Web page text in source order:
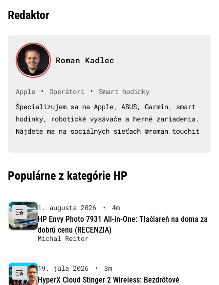
Redaktor
Roman Kadlec
Apple • Operátori •
Smart hodinky
Špecializujem sa na Apple, ASUS, Garmin, smart
hodinky, robotické vysávače a herné zariadenia.
Nájdete ma na sociálnych sieťach @roman_touchit
Populárne z kategórie HP
1. augusta 2026 •
4m
HP Envy Photo 7931 All-in-One: Tlačiareň na doma za
dobrú cenu (RECENZIA)
Michal Reiter
19. júla 2026 •
3m
HyperX Cloud Stinger 2 Wireless: Bezdrôtové